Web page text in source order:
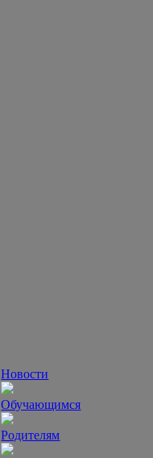
Новости
Обучающимся
Родителям